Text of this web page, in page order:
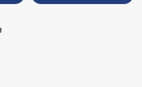
beurre... et le cul de la